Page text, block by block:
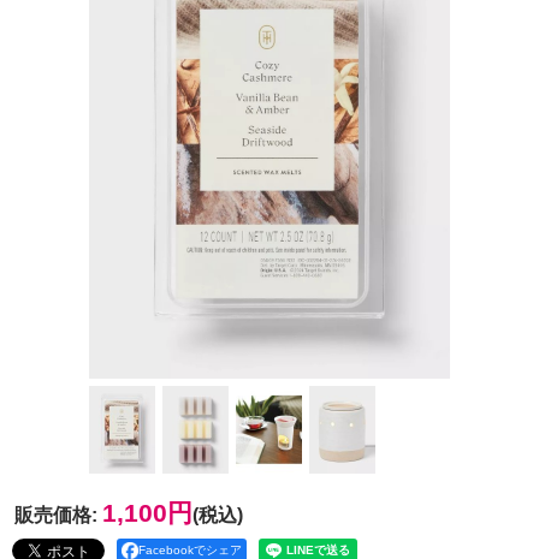
販売価格: 1,100円 (税込)
Facebookでシェア